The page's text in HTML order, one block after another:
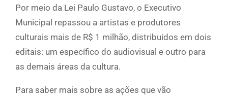
Por meio da Lei Paulo Gustavo, o Executivo
Municipal repassou a artistas e produtores
culturais mais de R$ 1 milhão, distribuídos em dois
editais: um específico do audiovisual e outro para
as demais áreas da cultura.
Para saber mais sobre as ações que vão